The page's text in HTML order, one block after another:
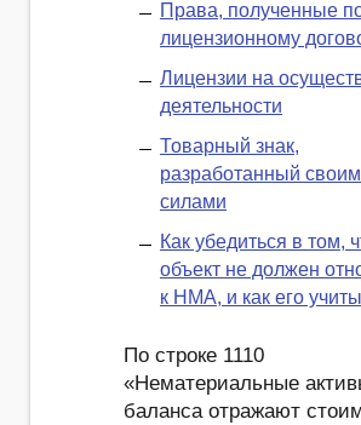
Права, полученные
лицензионному
Лицензии на
деятельности
Товарный знак,
разработанный
силами
Как убедиться в том,
объект не должен
к НМА, и как его
По строке 1110
«Нематериальные
баланса отражают